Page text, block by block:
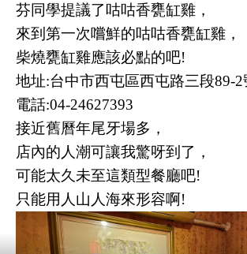
芬同學提議了 咕咕香甕缸雞，
來到第一次嚐鮮的咕咕香甕缸雞，
柴燒甕缸雞應該必點的吧!
地址:台中市西屯區西屯路三段89-2
電話:04-24627393
接近舊曆年尾牙場多，
店內的人潮可讓我驚呀到了，
可能太久未至這類型餐廳吧!
只能用人山人海來形容啊!